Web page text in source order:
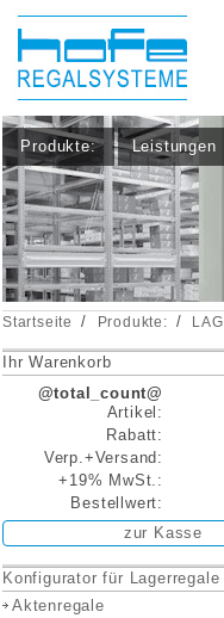
Produkte: Leistungen
Startseite / Produkte: /
Ihr Warenkorb
@total_count@
Artikel:
Rabatt:
Verp.+Versand:
+19% MwSt.:
Bestellwert:
zur Kasse
Konfigurator für Lagerregale
Aktenregale